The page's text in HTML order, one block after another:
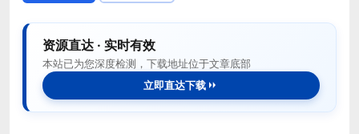
资源直达 · 实时有效
本站已为您深度检测，下载地址位于文章底部
立即直达下载